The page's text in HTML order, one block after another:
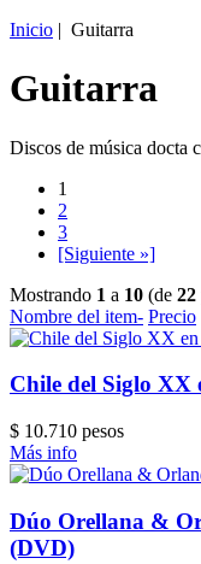
Inicio | Guitarra
Guitarra
Discos de música docta
1
2
3
[Siguiente »]
Mostrando 1 a 10 (de 22
Nombre del item- Precio
Chile del Siglo XX
$ 10.710 pesos
Más info
Dúo Orellana &
(DVD)